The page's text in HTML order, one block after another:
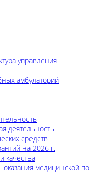
управления
амбулаторий
деятельность
средств
на 2026 г.
качества
медицинской